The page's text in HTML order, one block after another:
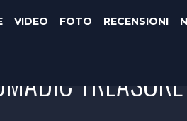
VIDEO FOTO RECENSIONI